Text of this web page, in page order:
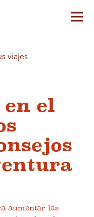
viajes
el
aumentar las